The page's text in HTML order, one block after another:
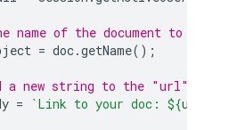
name of the document to use
= doc.getName();
a new string to the "url"
= `Link to your doc: ${url